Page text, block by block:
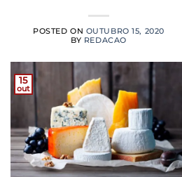
POSTED ON OUTUBRO 15, 2020
BY REDACAO
15
out